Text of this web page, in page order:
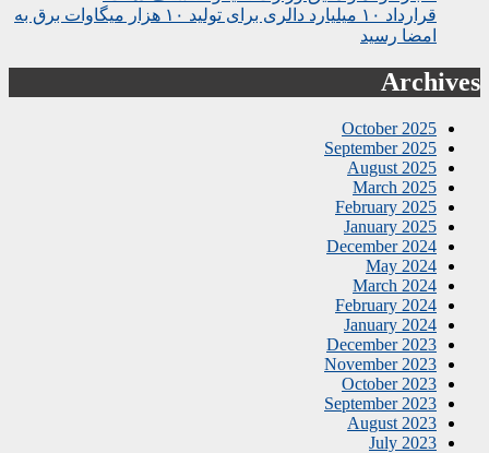
قرارداد ۱۰ میلیارد دالری برای تولید ۱۰ هزار میگاوات برق به
امضا رسید
Archives
October 2025
September 2025
August 2025
March 2025
February 2025
January 2025
December 2024
May 2024
March 2024
February 2024
January 2024
December 2023
November 2023
October 2023
September 2023
August 2023
July 2023